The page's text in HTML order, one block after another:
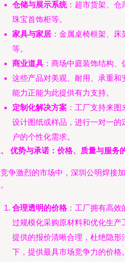
仓储与展示系统：超市货架、仓
珠宝首饰柜等。
家具与家居 ：金属桌椅框架、
等。
商业道具 ：商场中庭装饰结构
这些产品对美观、耐用、承重
能力正能为此提供有力支持。
定制化解决方案 ：工厂支持来
设计图纸或样品，进行一对一
户的个性化需求。
优势与承诺：价格、质量与服务
争激烈的市场中，深圳公明焊接
合理透明的价格：工厂拥有高效
过规模化采购原材料和优化生
提供的报价清晰合理，杜绝隐
下，提供最具市场竞争力的价格。